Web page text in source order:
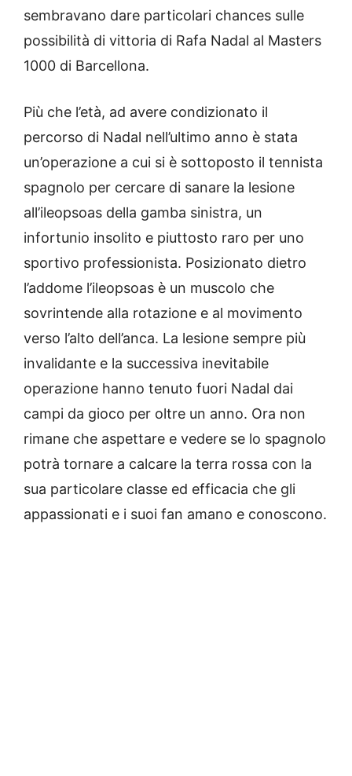
sembravano dare particolari chances sulle
possibilità di vittoria di Rafa Nadal al Masters
1000 di Barcellona.
Più che l’età, ad avere condizionato il
percorso di Nadal nell’ultimo anno è stata
un’operazione a cui si è sottoposto il tennista
spagnolo per cercare di sanare la lesione
all’ileopsoas della gamba sinistra, un
infortunio insolito e piuttosto raro per uno
sportivo professionista. Posizionato dietro
l’addome l’ileopsoas è un muscolo che
sovrintende alla rotazione e al movimento
verso l’alto dell’anca. La lesione sempre più
invalidante e la successiva inevitabile
operazione hanno tenuto fuori Nadal dai
campi da gioco per oltre un anno. Ora non
rimane che aspettare e vedere se lo spagnolo
potrà tornare a calcare la terra rossa con la
sua particolare classe ed efficacia che gli
appassionati e i suoi fan amano e conoscono.